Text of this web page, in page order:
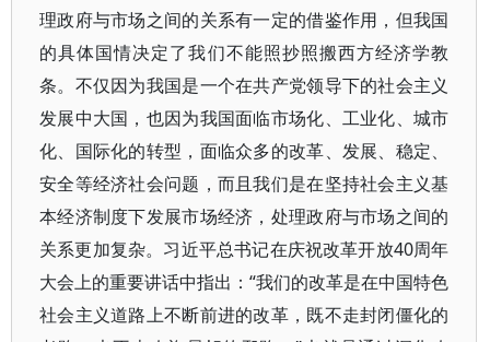
理政府与市场之间的关系有一定的借鉴作用，但我国
的具体国情决定了我们不能照抄照搬西方经济学教
条。不仅因为我国是一个在共产党领导下的社会主义
发展中大国，也因为我国面临市场化、工业化、城市
化、国际化的转型，面临众多的改革、发展、稳定、
安全等经济社会问题，而且我们是在坚持社会主义基
本经济制度下发展市场经济，处理政府与市场之间的
关系更加复杂。习近平总书记在庆祝改革开放40周年
大会上的重要讲话中指出：“我们的改革是在中国特色
社会主义道路上不断前进的改革，既不走封闭僵化的